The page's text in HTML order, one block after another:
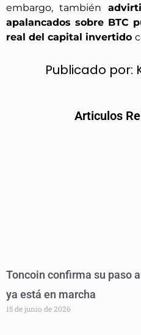
embargo, también
apalancados sobre BTC
real del capital invertido
Publicado por:
Articulos
Toncoin confirma su paso
ya está en marcha
15 de junio de 2026